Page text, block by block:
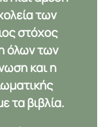
των
στόχος
όλων των
και η
τα βιβλία.